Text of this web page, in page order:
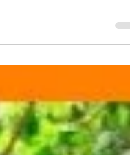
| Semana de 27/04 a